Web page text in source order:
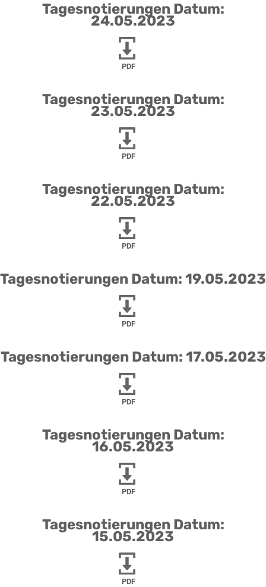
Tagesnotierungen Datum:
24.05.2023
PDF
Tagesnotierungen Datum:
23.05.2023
PDF
Tagesnotierungen Datum:
22.05.2023
PDF
Tagesnotierungen Datum: 19.05.2023
PDF
Tagesnotierungen Datum: 17.05.2023
PDF
Tagesnotierungen Datum:
16.05.2023
PDF
Tagesnotierungen Datum:
15.05.2023
PDF